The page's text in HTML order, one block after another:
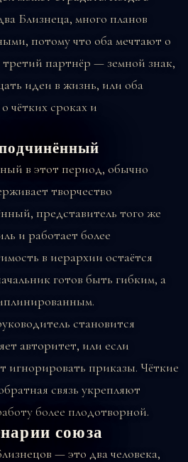
Близнеца, много планов
потому что оба мечтают о
партнёр — земной знак,
идеи в жизнь, или оба
чётких сроках и
в этот период, обычно
творчество
представитель того же
и работает более
в иерархии остаётся
готов быть гибким, а
становится
авторитет, или если
игнорировать приказы. Чёткие
связь укрепляют
более плодотворной.
союза
— это два человека,